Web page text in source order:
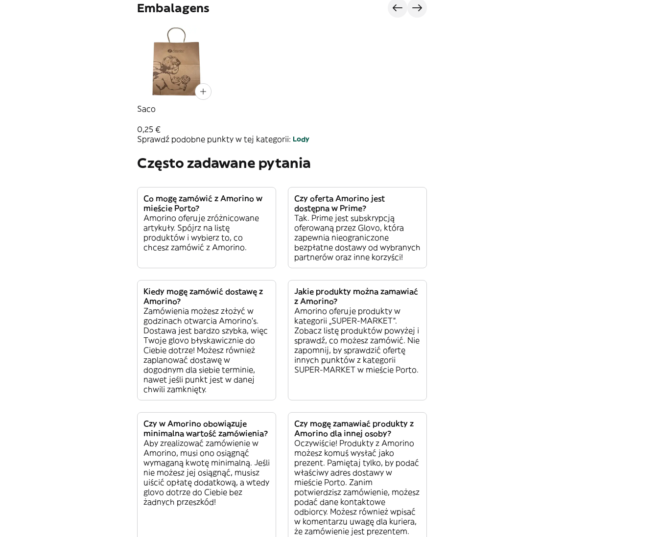
Embalagens
Saco
0,25 €
Sprawdź podobne punkty w tej kategorii: Lody
Często zadawane pytania
Co mogę zamówić z Amorino w
mieście Porto?
Amorino oferuje zróżnicowane
artykuły. Spójrz na listę
produktów i wybierz to, co
chcesz zamówić z Amorino.
Czy oferta Amorino jest
dostępna w Prime?
Tak. Prime jest subskrypcją
oferowaną przez Glovo, która
zapewnia nieograniczone
bezpłatne dostawy od wybranych
partnerów oraz inne korzyści!
Kiedy mogę zamówić dostawę z
Amorino?
Zamówienia możesz złożyć w
godzinach otwarcia Amorino’s.
Dostawa jest bardzo szybka, więc
Twoje glovo błyskawicznie do
Ciebie dotrze! Możesz również
zaplanować dostawę w
dogodnym dla siebie terminie,
nawet jeśli punkt jest w danej
chwili zamknięty.
Jakie produkty można zamawiać
z Amorino?
Amorino oferuje produkty w
kategorii „SUPER-MARKET”.
Zobacz listę produktów powyżej i
sprawdź, co możesz zamówić. Nie
zapomnij, by sprawdzić ofertę
innych punktów z kategorii
SUPER-MARKET w mieście Porto.
Czy w Amorino obowiązuje
minimalna wartość zamówienia?
Aby zrealizować zamówienie w
Amorino, musi ono osiągnąć
wymaganą kwotę minimalną. Jeśli
nie możesz jej osiągnąć, musisz
uiścić opłatę dodatkową, a wtedy
glovo dotrze do Ciebie bez
żadnych przeszkód!
Czy mogę zamawiać produkty z
Amorino dla innej osoby?
Oczywiście! Produkty z Amorino
możesz komuś wysłać jako
prezent. Pamiętaj tylko, by podać
właściwy adres dostawy w
mieście Porto. Zanim
potwierdzisz zamówienie, możesz
podać dane kontaktowe
odbiorcy. Możesz również wpisać
w komentarzu uwagę dla kuriera,
że zamówienie jest prezentem.